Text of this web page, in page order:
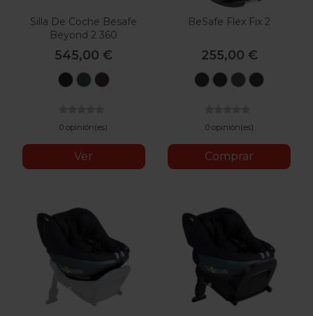
Silla De Coche Besafe
Beyond 2 360
545,00 €
BlackAnthracite
Dark
0 opinión(es)
Ver
BeSafe Flex Fix 2
255,00 €
Metallic
FreshAnthracite
0 opinión(es)
Comprar